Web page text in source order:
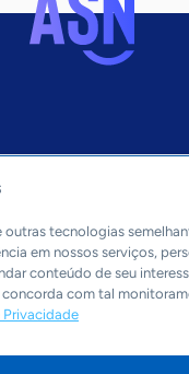
outras tecnologias
em nossos serviços,
conteúdo de seu
concorda com tal